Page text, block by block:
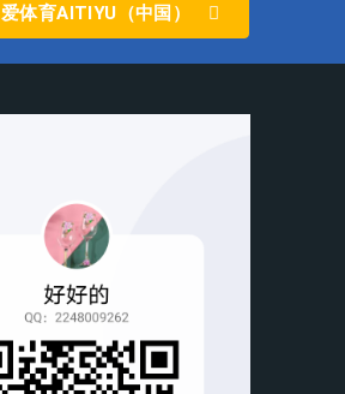
爱体育AITIYU（中国）